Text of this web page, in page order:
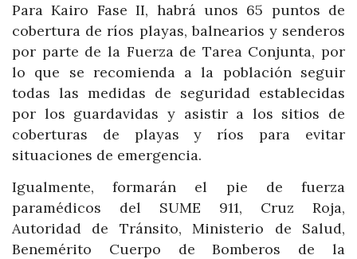
Para Kairo Fase II, habrá unos 65 puntos de
cobertura de ríos playas, balnearios y senderos
por parte de la Fuerza de Tarea Conjunta, por
lo que se recomienda a la población seguir
todas las medidas de seguridad establecidas
por los guardavidas y asistir a los sitios de
coberturas de playas y ríos para evitar
situaciones de emergencia.
Igualmente, formarán el pie de fuerza
paramédicos del SUME 911, Cruz Roja,
Autoridad de Tránsito, Ministerio de Salud,
Benemérito Cuerpo de Bomberos de la